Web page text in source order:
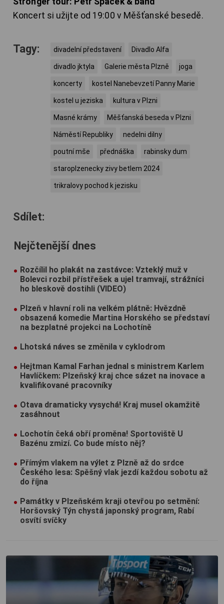
Koncert si užijte od 19:00 v Měšťanské besedě.
Tagy: divadelní představení Divadlo Alfa
divadlo jktyla Galerie města Plzně joga
koncerty kostel Nanebevzetí Panny Marie
kostel u jeziska kultura v Plzni
Masné krámy Měšťanská beseda v Plzni
Náměstí Republiky nedelni dilny
poutní mše přednáška rabinsky dum
staroplzenecky zivy betlem 2024
trikralovy pochod k jezisku
Sdílet:
Nejčtenější dnes
Rozčílil ho plakát na zastávce: Vzteklý muž v
Bolevci rozbil přístřešek a ujel tramvají, strážníci
ho bleskově dostihli (VIDEO)
Plzeň v hlavní roli na velkém plátně: Hvězdně
obsazená komedie Martina Horského se představí
na bezplatné projekci na Lochotíně
Lhotská náves se změnila v cyklodrom
Hejtman Kamal Farhan jednal s ministrem Karlem
Havlíčkem: Plzeňský kraj chce sázet na inovace a
kvalifikované pracovníky
Otava dramaticky vysychá! Kraj musel okamžitě
zasáhnout
Lochotín čeká obří proměna! Sportoviště U
Bazénu zmizí. Co bude místo něj?
Přímým vlakem na výlet z Plzně až do srdce
Českého lesa: Spěšný vlak jezdí každou sobotu až
do října
Památky v Plzeňském kraji otevřou po setmění:
Horšovský Týn chystá japonský program, Rabí
osvítí svíčky